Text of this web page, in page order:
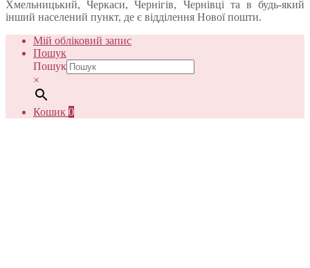
Хмельницький, Черкаси, Чернігів, Чернівці та в будь-який
інший населений пункт, де є відділення Нової пошти.
Мій обліковий запис
Пошук
Пошук
×
Кошик 0